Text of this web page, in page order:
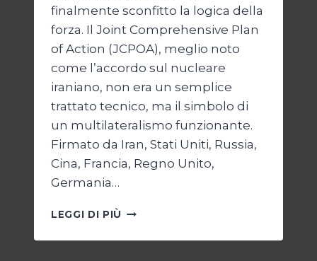
finalmente sconfitto la logica della
forza. Il Joint Comprehensive Plan
of Action (JCPOA), meglio noto
come l’accordo sul nucleare
iraniano, non era un semplice
trattato tecnico, ma il simbolo di
un multilateralismo funzionante.
Firmato da Iran, Stati Uniti, Russia,
Cina, Francia, Regno Unito,
Germania…
LEGGI DI PIÙ JCPOA,
CREPUSCOLO